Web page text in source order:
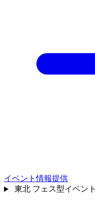
イベント情報提供
東北 フェス型イベント